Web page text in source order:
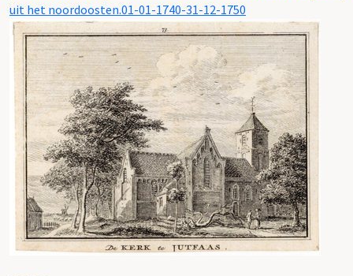
uit het noordoosten.01-01-1740-31-12-1750